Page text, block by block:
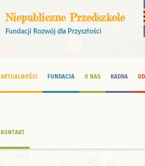
Niepubliczne Przedszkole
Fundacji Rozwój dla Przyszłości
AKTUALNOŚCI FUNDACJA O NAS KADRA
KONTAKT